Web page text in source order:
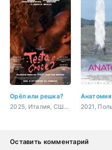
Орёл или решка?
2025, Италия, США, драма, вестерн
Анатомия
Оставить комментарий